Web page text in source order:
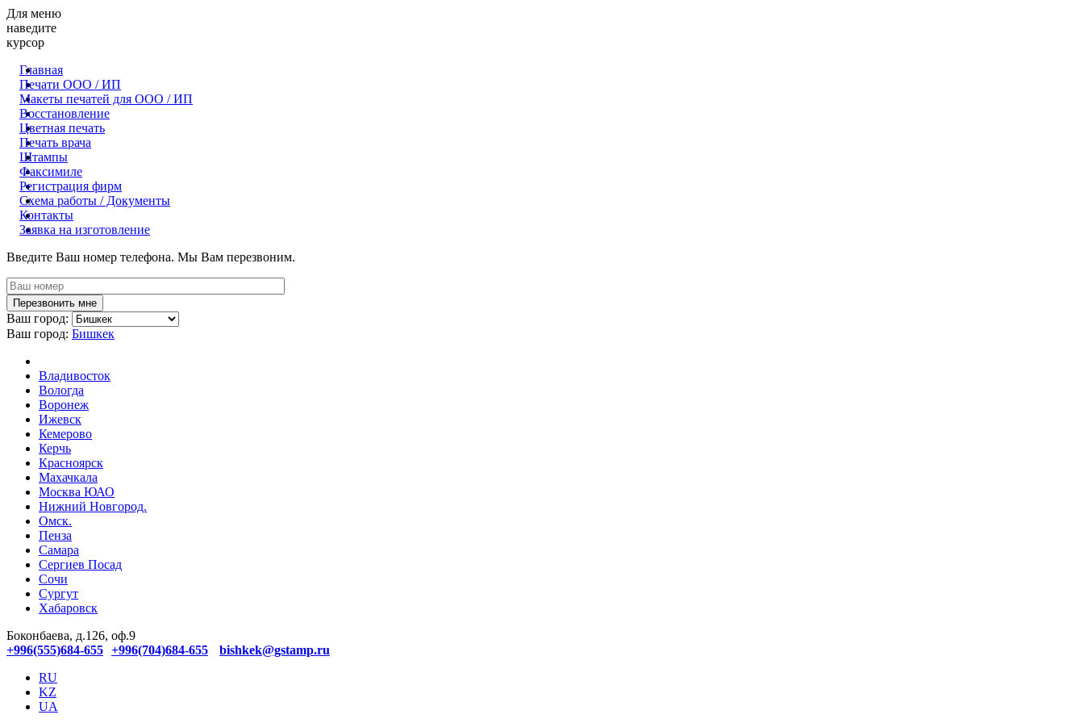
Для меню
наведите
курсор
Главная
Печати ООО / ИП
Макеты печатей для OOO / ИП
Восстановление
Цветная печать
Печать врача
Штампы
Факсимиле
Регистрация фирм
Схема работы / Документы
Контакты
Заявка на изготовление
Введите Ваш номер телефона. Мы Вам перезвоним.
Ваш город:
Ваш город: Бишкек
Владивосток
Вологда
Воронеж
Ижевск
Кемерово
Керчь
Красноярск
Махачкала
Москва ЮАО
Нижний Новгород.
Омск.
Пенза
Самара
Сергиев Посад
Сочи
Сургут
Хабаровск
Боконбаева, д.126, оф.9
+996(555)684-655 +996(704)684-655
bishkek@gstamp.ru
RU
KZ
UA